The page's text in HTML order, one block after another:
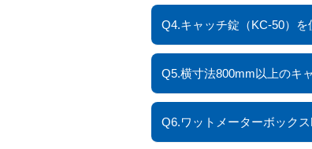
Q4.キャッチ錠（KC-50）
Q5.横寸法800mm以上のキ
Q6.ワットメーターボック